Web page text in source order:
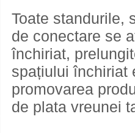
Toate standurile,
de conectare se
închiriat,
spațiului închiriat
promovarea
de plata vreunei